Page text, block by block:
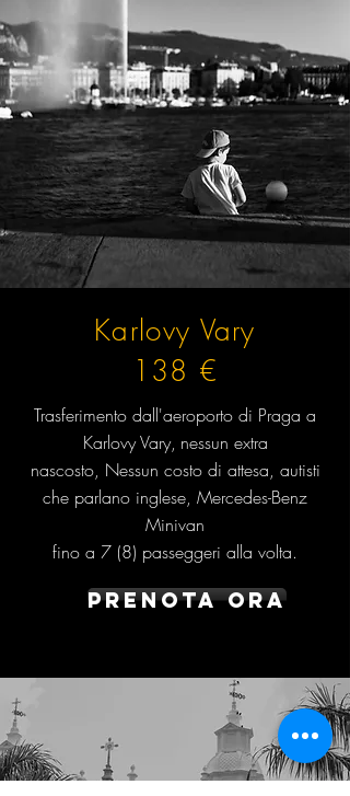
Karlovy Vary
138 €
Trasferimento dall'aeroporto di Praga a
Karlovy Vary, nessun extra
nascosto, Nessun costo di attesa, autisti
che parlano inglese, Mercedes-Benz
Minivan
fino a 7 (8) passeggeri alla volta.
Prenota ora